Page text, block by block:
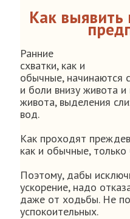
Как выявить
Ранние
схватки, как и
обычные, начинаются
и боли внизу живота и
живота, выделения
вод.
Как проходят
как и обычные,
Поэтому, дабы
ускорение, надо
даже от ходьбы. Не
успокоительных.